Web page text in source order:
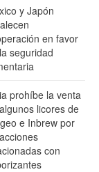
y Japón
en favor
seguridad
prohíbe la venta
licores de
e Inbrew por
con